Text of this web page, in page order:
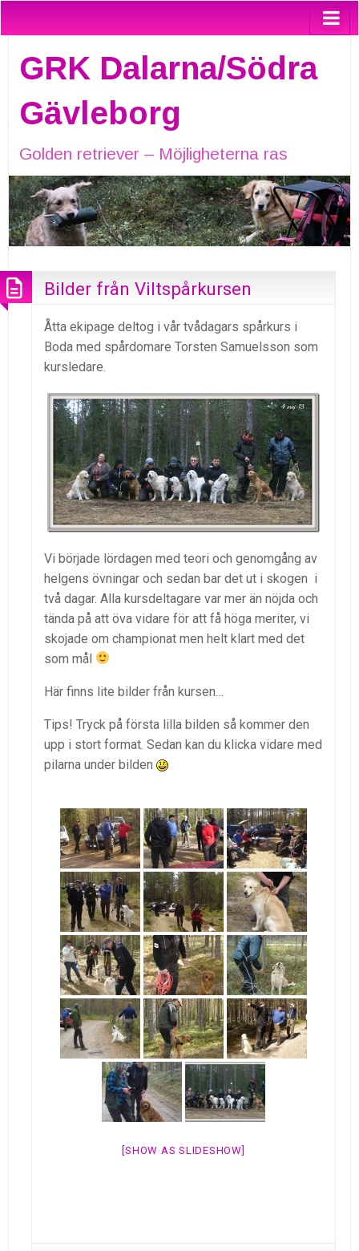
GRK Dalarna/Södra
Gävleborg
Golden retriever – Möjligheterna ras
Bilder från Viltspårkursen
Åtta ekipage deltog i vår tvådagars spårkurs i
Boda med spårdomare Torsten Samuelsson som
kursledare.
Vi började lördagen med teori och genomgång av
helgens övningar och sedan bar det ut i skogen i
två dagar. Alla kursdeltagare var mer än nöjda och
tända på att öva vidare för att få höga meriter, vi
skojade om championat men helt klart med det
som mål
Här finns lite bilder från kursen…
Tips! Tryck på första lilla bilden så kommer den
upp i stort format. Sedan kan du klicka vidare med
pilarna under bilden
[SHOW AS SLIDESHOW]